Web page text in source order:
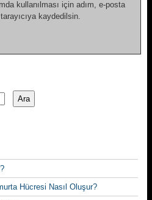
kullanılması için adım, e-posta
kaydedilsin.
Ara
Hücresi Nasıl Oluşur?